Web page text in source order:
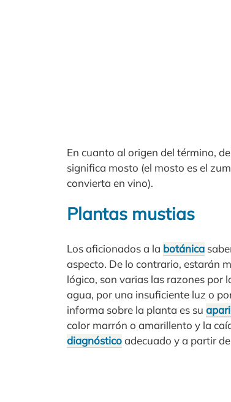
En cuanto al origen del término,
significa mosto (el mosto es el
convierta en vino).
Plantas mustias
Los aficionados a la botánica
aspecto. De lo contrario, estarán
lógico, son varias las razones por
agua, por una insuficiente luz o
informa sobre la planta es su
color marrón o amarillento y la
diagnósticoadecuado y a partir